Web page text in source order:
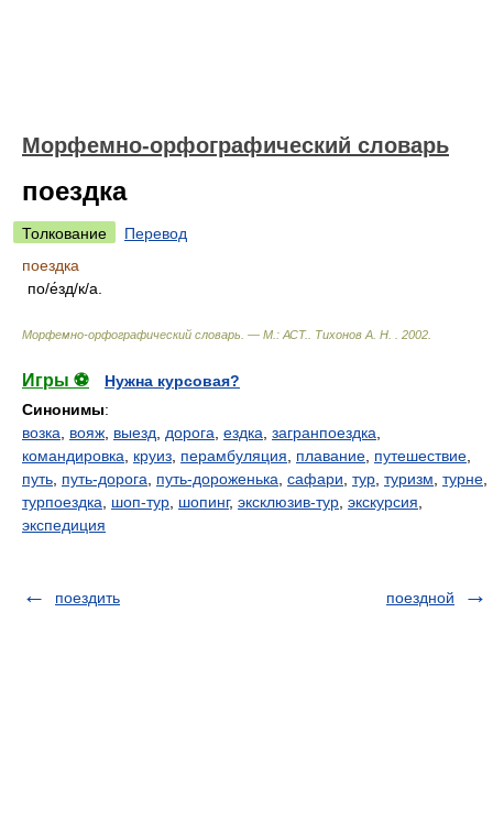
Морфемно-орфографический словарь
поездка
Толкование
Перевод
поездка
по/е́зд/к/а.
Морфемно-орфографический словарь. — М.: АСТ. Тихонов А. Н. 2002
Игры ⚽
Нужна курсовая?
Синонимы:
возка
вояж выезд дорога ездка загранпоездка
командировка
круиз перамбуляция плавание путешествие
путь путь-дорога путь-дороженька сафари тур туризм турне
турпоездка
шоп-тур шопинг, эксклюзив-тур экскурсия
экспедиция
поездить поездной